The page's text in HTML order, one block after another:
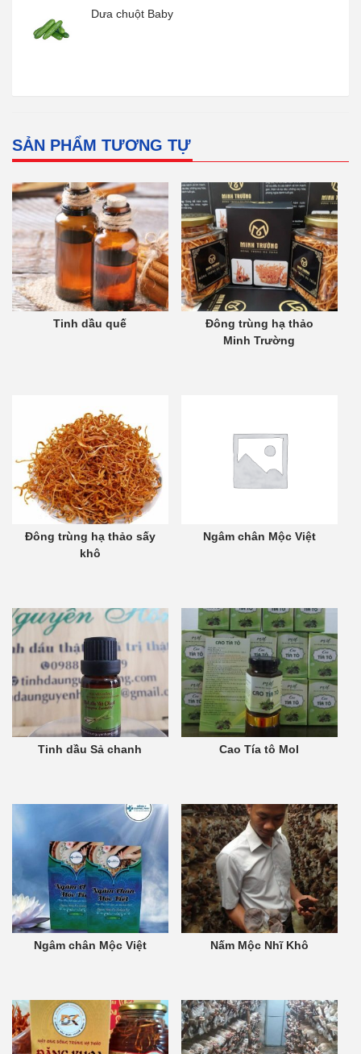
Dưa chuột Baby
SẢN PHẨM TƯƠNG TỰ
Tinh dầu quế
Đông trùng hạ thảo
Minh Trường
Đông trùng hạ thảo sấy
khô
Ngâm chân Mộc Việt
Tinh dầu Sả chanh Cao Tía tô Mol
Ngâm chân Mộc Việt Nấm Mộc Nhĩ Khô